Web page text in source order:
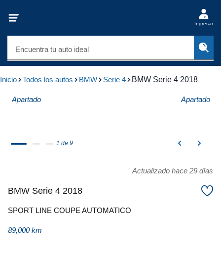
Ingresar
Encuentra tu auto ideal
Inicio Todos los autos BMW Serie 4 BMW Serie 4 2018
Apartado Apartado
1 de 9
Actualizado hace 29 días
BMW Serie 4 2018
SPORT LINE COUPE AUTOMATICO
89,000 km